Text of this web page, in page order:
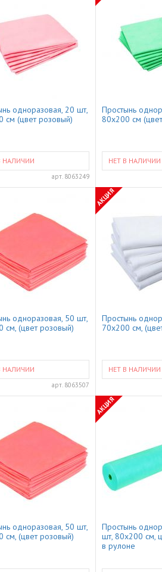
одноразовая, 20 шт,
см (цвет розовый)
НАЛИЧИИ
арт. 8063249
Простынь
80x200 см
НЕТ В НАЛИЧИИ
одноразовая, 50 шт,
см, (цвет розовый)
НАЛИЧИИ
арт. 8063507
АКЦИЯ
Простынь
70x200 см,
НЕТ В НАЛИЧИИ
одноразовая, 50 шт,
см, (цвет розовый)
АКЦИЯ
Простынь
шт, 80x200 см,
в рулоне